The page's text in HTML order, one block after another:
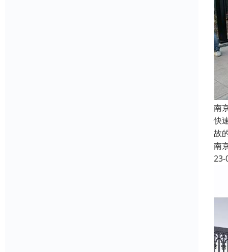
南
快
故
南
23-